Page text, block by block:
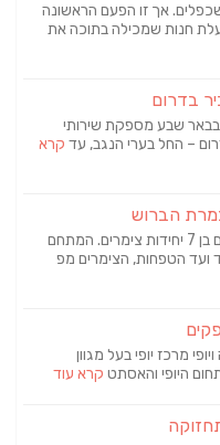
אך זו הפעם הראשונה
חנות שמכילה בתוכה את
בדרום
שבע מספקת שירותי
– החל בערי הנגב, עד קרא
הברוש
מתחם הצימרים מתחם צימרים בן 7 יחידות צימרים. המתחם
ועד הטפחות, הצימרים מפ
מרכז יופי בעל מגוון
היופי והאסתט קרא עוד